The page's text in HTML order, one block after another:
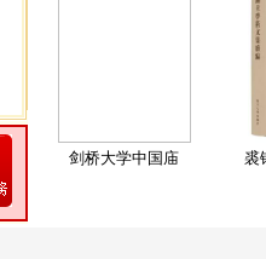
剑桥大学中国庙 裘